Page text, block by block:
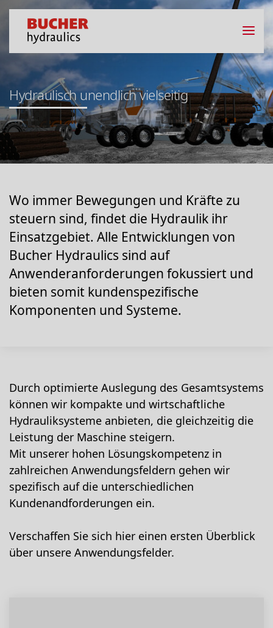
Hydraulisch unendlich vielseitig
Wo immer Bewegungen und Kräfte zu
steuern sind, findet die Hydraulik ihr
Einsatzgebiet. Alle Entwicklungen von
Bucher Hydraulics sind auf
Anwenderanforderungen fokussiert und
bieten somit kundenspezifische
Komponenten und Systeme.
Durch optimierte Auslegung des Gesamtsystems
können wir kompakte und wirtschaftliche
Hydrauliksysteme anbieten, die gleichzeitig die
Leistung der Maschine steigern.
Mit unserer hohen Lösungskompetenz in
zahlreichen Anwendungsfeldern gehen wir
spezifisch auf die unterschiedlichen
Kundenandforderungen ein.
Verschaffen Sie sich hier einen ersten Überblick
über unsere Anwendungsfelder.